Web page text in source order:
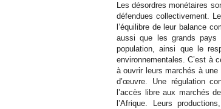
Les désordres monétaires
défendues collectivement.
l’équilibre de leur balance
aussi que les grands pays
population, ainsi que le
environnementales. C’est à
à ouvrir leurs marchés à une
d’œuvre. Une régulation
l’accès libre aux marchés
l’Afrique. Leurs